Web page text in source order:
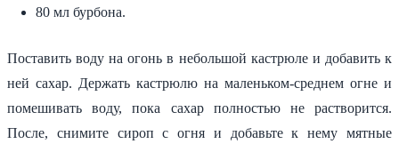
80 мл бурбона.
Поставить воду на огонь в небольшой кастрюле и добавить к
ней сахар. Держать кастрюлю на маленьком-среднем огне и
помешивать воду, пока сахар полностью не растворится.
После, снимите сироп с огня и добавьте к нему мятные